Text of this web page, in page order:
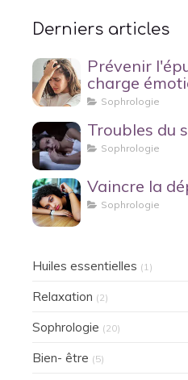
Derniers articles
Prévenir
charge
sophrologie
Sophrologie
Troubles du
Sophrologie
Vaincre la
Sophrologie
Huiles essentielles (1)
Relaxation (2)
Sophrologie (20)
Bien- être (5)